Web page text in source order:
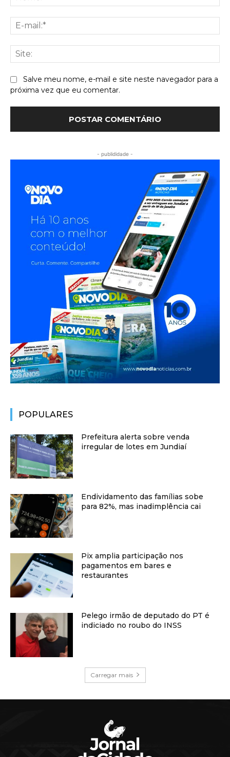
Salve meu nome, e-mail e site neste navegador para a
próxima vez que eu comentar.
- publididade -
POPULARES
Prefeitura alerta sobre venda
irregular de lotes em Jundiaí
Endividamento das famílias sobe
para 82%, mas inadimplência cai
Pix amplia participação nos
pagamentos em bares e
restaurantes
Pelego irmão de deputado do PT é
indiciado no roubo do INSS
Carregar mais